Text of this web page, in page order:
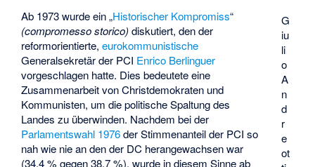
G
iu
li
o
A
n
d
r
e
ot
Ab 1973 wurde ein „Historischer Kompromiss“
(compromesso storico)diskutiert, den der
reformorientierte,eurokommunistische
Generalsekretär der PCI Enrico Berlinguer
vorgeschlagen hatte. Dies bedeutete eine
Zusammenarbeit von Christdemokraten und
Kommunisten, um die politische Spaltung des
Landes zu überwinden. Nachdem bei der
Parlamentswahl 1976der Stimmenanteil der PCI so
nah wie nie an den der DC herangewachsen war
(34,4 % gegen 38,7 %), wurde in diesem Sinne ab